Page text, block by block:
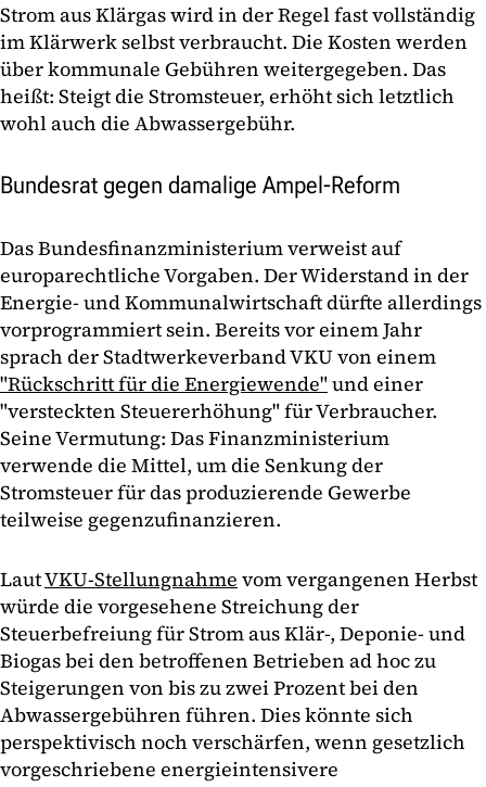
Strom aus Klärgas wird in der Regel fast vollständig
im Klärwerk selbst verbraucht. Die Kosten werden
über kommunale Gebühren weitergegeben. Das
heißt: Steigt die Stromsteuer, erhöht sich letztlich
wohl auch die Abwassergebühr.
Bundesrat gegen damalige Ampel-Reform
Das Bundesfinanzministerium verweist auf
europarechtliche Vorgaben. Der Widerstand in der
Energie- und Kommunalwirtschaft dürfte allerdings
vorprogrammiert sein. Bereits vor einem Jahr
sprach der Stadtwerkeverband VKU von einem
"Rückschritt für die Energiewende"und einer
"versteckten Steuererhöhung" für Verbraucher.
Seine Vermutung: Das Finanzministerium
verwende die Mittel, um die Senkung der
Stromsteuer für das produzierende Gewerbe
teilweise gegenzufinanzieren.
LautVKU-Stellungnahme vom vergangenen Herbst
würde die vorgesehene Streichung der
Steuerbefreiung für Strom aus Klär-, Deponie- und
Biogas bei den betroffenen Betrieben ad hoc zu
Steigerungen von bis zu zwei Prozent bei den
Abwassergebühren führen. Dies könnte sich
perspektivisch noch verschärfen, wenn gesetzlich
vorgeschriebene energieintensivere